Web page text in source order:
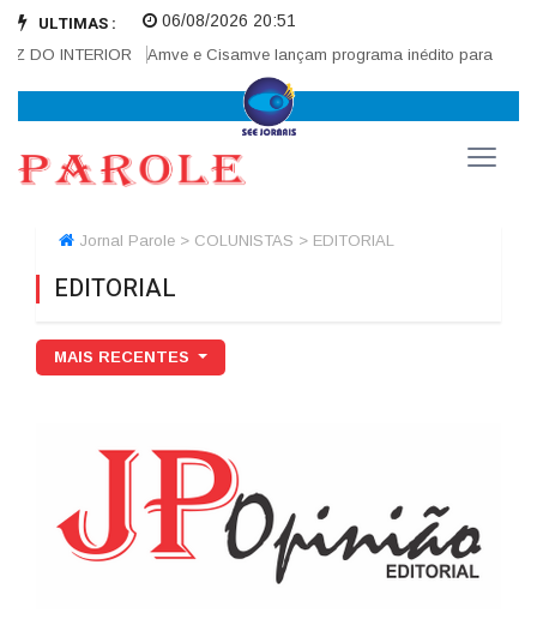
ULTIMAS :
DO INTERIOR Amve e Cisamve lançam programa inédito para
06/08/2026 20:51
Jornal Parole > COLUNISTAS > EDITORIAL
EDITORIAL
MAIS RECENTES